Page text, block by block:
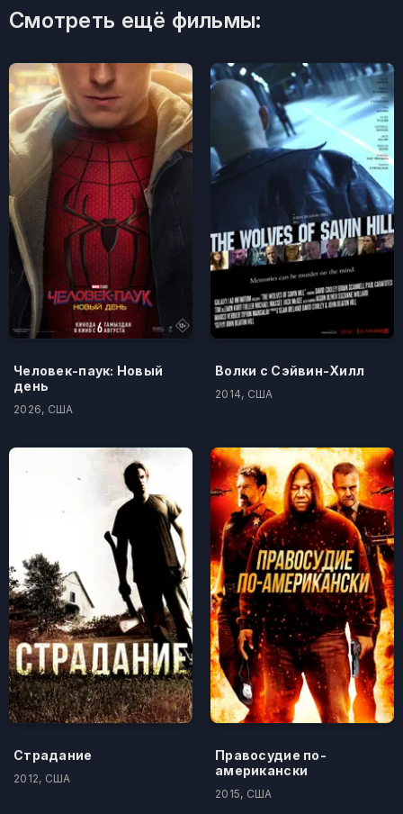
Смотреть ещё фильмы:
Человек-паук: Новый
день
2026, США
Волки с Сэйвин-Хилл
2014, США
Страдание
2012, США
Правосудие по-
американски
2015, США